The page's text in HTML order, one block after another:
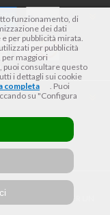
TAEG 12,95% PER UN
funzionamento, di
dei dati
per pubblicità mirata.
per pubblicità
maggiori
puoi consultare questo
i dettagli sui cookie
completa
. Puoi
su "Configura